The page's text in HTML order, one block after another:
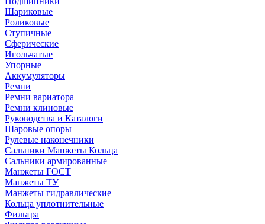
Шариковые
Роликовые
Ступичные
Сферические
Игольчатые
Упорные
Аккумуляторы
Ремни
Ремни вариатора
Ремни клиновые
Руководства и Каталоги
Шаровые опоры
Рулевые наконечники
Сальники Манжеты Кольца
Сальники армированные
Манжеты ГОСТ
Манжеты ТУ
Манжеты гидравлические
Кольца уплотнительные
Фильтра